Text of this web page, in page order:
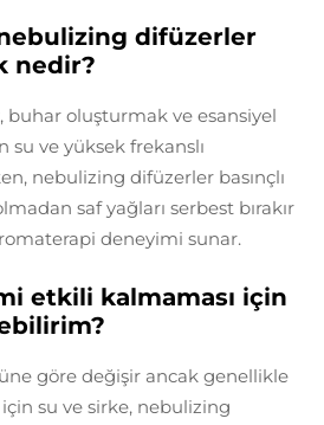
difüzerler
nedir?
buhar oluşturmak ve esansiyel
su ve yüksek frekanslı
nebulizing difüzerler basınçlı
saf yağları serbest bırakır
deneyimi sunar.
etkili kalmaması için
göre değişir ancak genellikle
su ve sirke, nebulizing